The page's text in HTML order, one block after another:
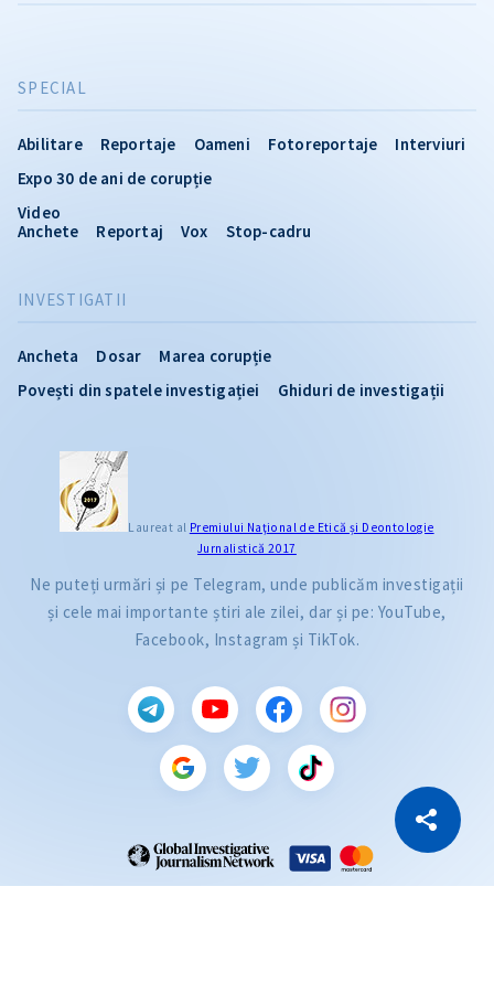
Copiază Link
INVESTIGATII
Ancheta Dosar
Marea corupție
Povești din spatele investigației
Ghiduri de investigații
SPECIAL
Abilitare Reportaje Oameni Fotoreportaje
Interviuri
Expo 30 de ani de corupție
Video
Anchete
Reportaj Vox Stop-cadru
Laureat al Premiului Naţional de Etică și Deontologie
Jurnalistică 2017
Ne puteți urmări și pe Telegram, unde publicăm investigații
și cele mai importante știri ale zilei, dar și pe: YouTube,
Facebook, Instagram și TikTok.